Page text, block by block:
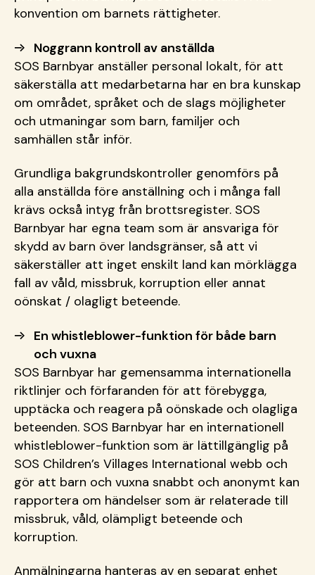
konvention om barnets rättigheter.
Noggrann kontroll av anställda
SOS Barnbyar anställer personal lokalt, för att
säkerställa att medarbetarna har en bra kunskap
om området, språket och de slags möjligheter
och utmaningar som barn, familjer och
samhällen står inför.
Grundliga bakgrundskontroller genomförs på
alla anställda före anställning och i många fall
krävs också intyg från brottsregister. SOS
Barnbyar har egna team som är ansvariga för
skydd av barn över landsgränser, så att vi
säkerställer att inget enskilt land kan mörklägga
fall av våld, missbruk, korruption eller annat
oönskat / olagligt beteende.
En whistleblower-funktion för både barn
och vuxna
SOS Barnbyar har gemensamma internationella
riktlinjer och förfaranden för att förebygga,
upptäcka och reagera på oönskade och olagliga
beteenden. SOS Barnbyar har en internationell
whistleblower-funktion som är lättillgänglig på
SOS Children’s Villages International webb och
gör att barn och vuxna snabbt och anonymt kan
rapportera om händelser som är relaterade till
missbruk, våld, olämpligt beteende och
korruption.
Anmälningarna hanteras av en separat enhet